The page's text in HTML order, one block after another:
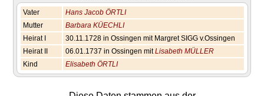
Vater
Hans Jacob ÖRTLI
Mutter
Barbara KÜECHLI
Heirat I
30.11.1728 in Ossingen mit Margret SIGG v.Ossingen
Heirat II
06.01.1737 in Ossingen mitLisabeth MÜLLER
Kind
Elisabeth ÖRTLI